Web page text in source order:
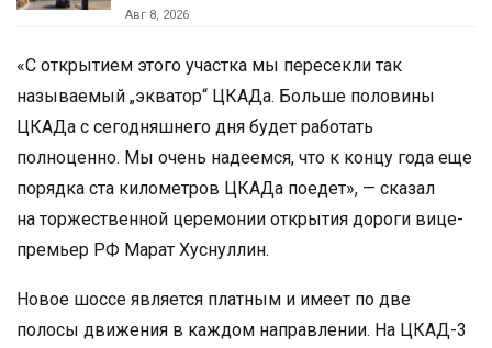
Авг 8, 2026
«С открытием этого участка мы пересекли так
называемый „экватор“ ЦКАДа. Больше половины
ЦКАДа с сегодняшнего дня будет работать
полноценно. Мы очень надеемся, что к концу года еще
порядка ста километров ЦКАДа поедет», — сказал
на торжественной церемонии открытия дороги вице-
премьер РФ Марат Хуснуллин.
Новое шоссе является платным и имеет по две
полосы движения в каждом направлении. На ЦКАД-3